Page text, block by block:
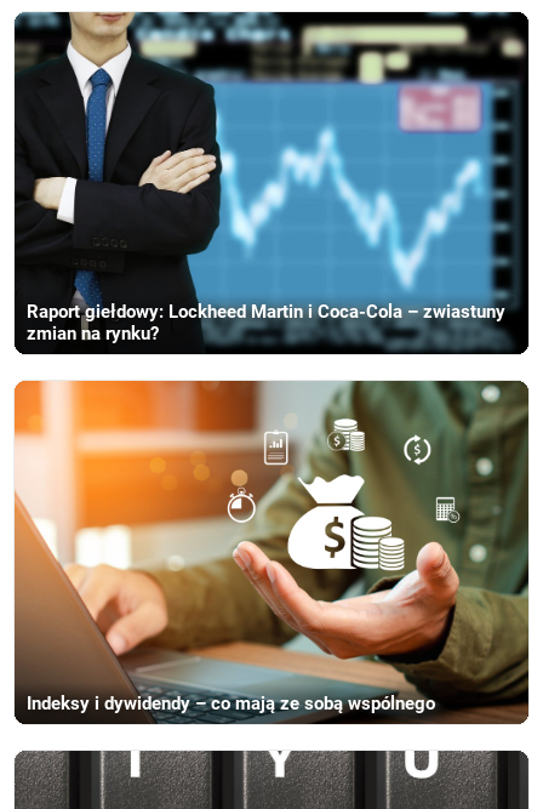
Raport giełdowy: Lockheed Martin i Coca-Cola – zwiastuny
zmian na rynku?
Indeksy i dywidendy – co mają ze sobą wspólnego